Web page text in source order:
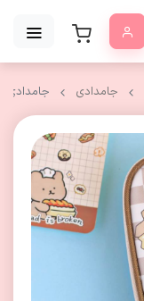
جامدادی جامدادی